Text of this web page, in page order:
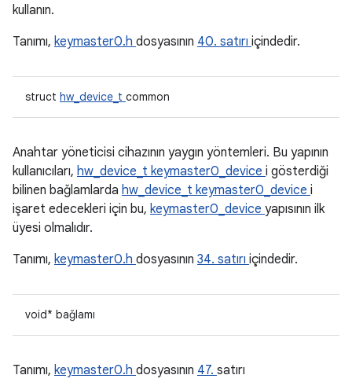
kullanın.
Tanımı, keymaster0.h dosyasının 40. satırı içindedir.
struct hw_device_t common
Anahtar yöneticisi cihazının yaygın yöntemleri. Bu yapının
kullanıcıları, hw_device_t keymaster0_device i gösterdiği
bilinen bağlamlarda hw_device_t keymaster0_device i
işaret edecekleri için bu, keymaster0_device yapısının ilk
üyesi olmalıdır.
Tanımı, keymaster0.h dosyasının 34. satırı içindedir.
void* bağlamı
Tanımı, keymaster0.h dosyasının 47. satırı